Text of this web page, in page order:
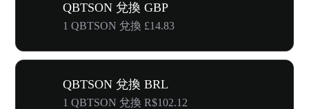
QBTSON 兌換 GBP
1 QBTSON 兌換 £14.83
QBTSON 兌換 BRL
1 QBTSON 兌換 R$102.12